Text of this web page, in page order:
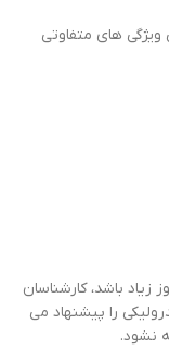
های متفاوتی
باشد، کارشناسان
را پیشنهاد می
نشود.